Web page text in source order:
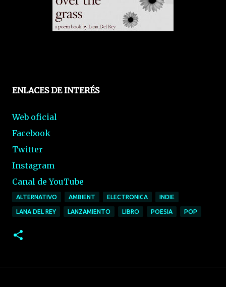
ENLACES DE INTERÉS
Web oficial
Facebook
Twitter
Instagram
Canal de YouTube
ALTERNATIVO AMBIENT ELECTRONICA INDIE
LANA DEL REY LANZAMIENTO LIBRO POESIA POP